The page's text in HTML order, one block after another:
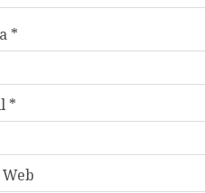
*
*